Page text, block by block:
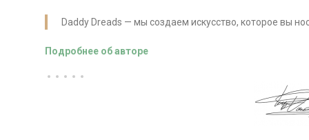
Daddy Dreads — мы создаем искусство, которое вы
Подробнее об авторе